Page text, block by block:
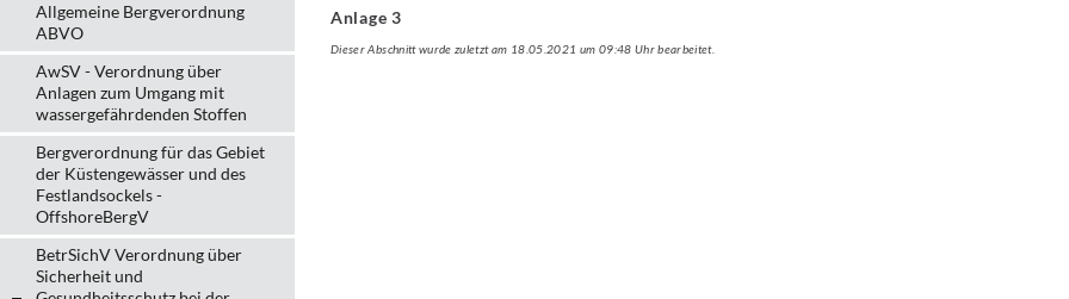
Allgemeine Bergverordnung
ABVO
AwSV - Verordnung über
Anlagen zum Umgang mit
wassergefährdenden Stoffen
Bergverordnung für das Gebiet
der Küstengewässer und des
Festlandsockels -
OffshoreBergV
BetrSichV Verordnung über
Sicherheit und
Anlage 3
Dieser Abschnitt wurde zuletzt am 18.05.2021 um 09:48 Uhr bearbeitet.